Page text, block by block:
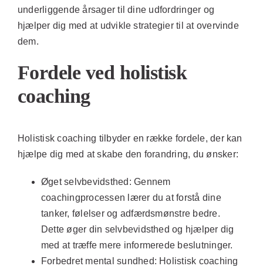
underliggende årsager til dine udfordringer og
hjælper dig med at udvikle strategier til at overvinde
dem.
Fordele ved holistisk
coaching
Holistisk coaching tilbyder en række fordele, der kan
hjælpe dig med at skabe den forandring, du ønsker:
Øget selvbevidsthed: Gennem
coachingprocessen lærer du at forstå dine
tanker, følelser og adfærdsmønstre bedre.
Dette øger din selvbevidsthed og hjælper dig
med at træffe mere informerede beslutninger.
Forbedret mental sundhed: Holistisk coaching